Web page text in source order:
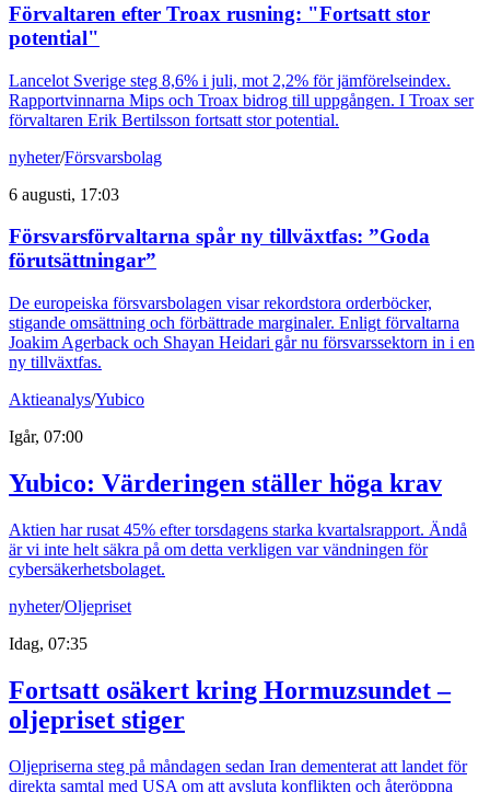
Förvaltaren efter Troax rusning: "Fortsatt stor
potential"
Lancelot Sverige steg 8,6% i juli, mot 2,2% för jämförelseindex.
Rapportvinnarna Mips och Troax bidrog till uppgången. I Troax ser
förvaltaren Erik Bertilsson fortsatt stor potential.
nyheter/Försvarsbolag
6 augusti, 17:03
Försvarsförvaltarna spår ny tillväxtfas: ”Goda
förutsättningar”
De europeiska försvarsbolagen visar rekordstora orderböcker,
stigande omsättning och förbättrade marginaler. Enligt förvaltarna
Joakim Agerback och Shayan Heidari går nu försvarssektorn in i en
ny tillväxtfas.
Aktieanalys/Yubico
Igår, 07:00
Yubico: Värderingen ställer höga krav
Aktien har rusat 45% efter torsdagens starka kvartalsrapport. Ändå
är vi inte helt säkra på om detta verkligen var vändningen för
cybersäkerhetsbolaget.
nyheter/Oljepriset
Idag, 07:35
Fortsatt osäkert kring Hormuzsundet –
oljepriset stiger
Oljepriserna steg på måndagen sedan Iran dementerat att landet för
direkta samtal med USA om att avsluta konflikten och återöppna